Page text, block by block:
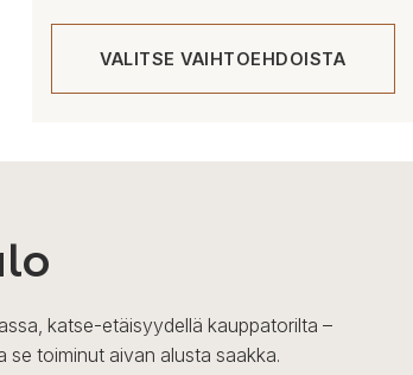
VALITSE VAIHTOEHDOISTA
tuotteella
muunnelma.
Voit
tehdä
valinnat
katse-etäisyydellä kauppatorilta –
se toiminut aivan alusta saakka.